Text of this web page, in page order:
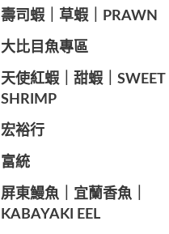
️壽司蝦｜草蝦｜PRAWN
️大比目魚專區
️天使紅蝦｜甜蝦｜SWEET
SHRIMP
宏裕行
富統
️屏東鰻魚｜宜蘭香魚｜
KABAYAKI EEL